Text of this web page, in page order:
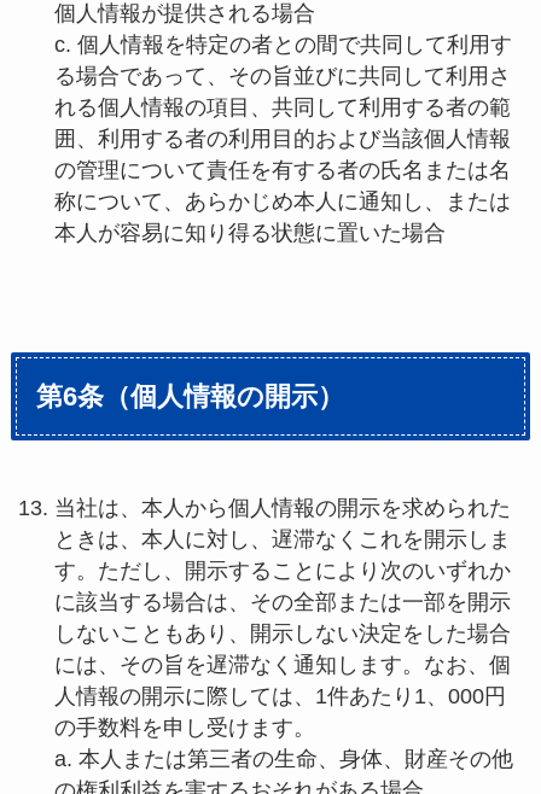
個人情報が提供される場合
c. 個人情報を特定の者との間で共同して利用す
る場合であって、その旨並びに共同して利用さ
れる個人情報の項目、共同して利用する者の範
囲、利用する者の利用目的および当該個人情報
の管理について責任を有する者の氏名または名
称について、あらかじめ本人に通知し、または
本人が容易に知り得る状態に置いた場合
第6条（個人情報の開示）
当社は、本人から個人情報の開示を求められた
ときは、本人に対し、遅滞なくこれを開示しま
す。ただし、開示することにより次のいずれか
に該当する場合は、その全部または一部を開示
しないこともあり、開示しない決定をした場合
には、その旨を遅滞なく通知します。なお、個
人情報の開示に際しては、1件あたり1、000円
の手数料を申し受けます。
a. 本人または第三者の生命、身体、財産その他